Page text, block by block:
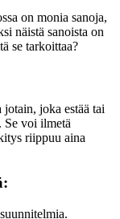
on monia sanoja,
näistä sanoista on
se tarkoittaa?
joka estää tai
Se voi ilmetä
riippuu aina